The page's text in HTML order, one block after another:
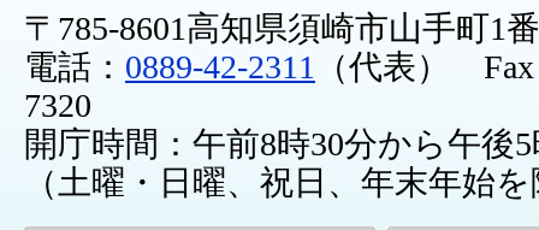
〒785-8601高知県須崎市山手町1
電話： 0889-42-2311
（代表） Fax
7320
開庁時間：午前8時30分から午後
（土曜・日曜、祝日、年末年始